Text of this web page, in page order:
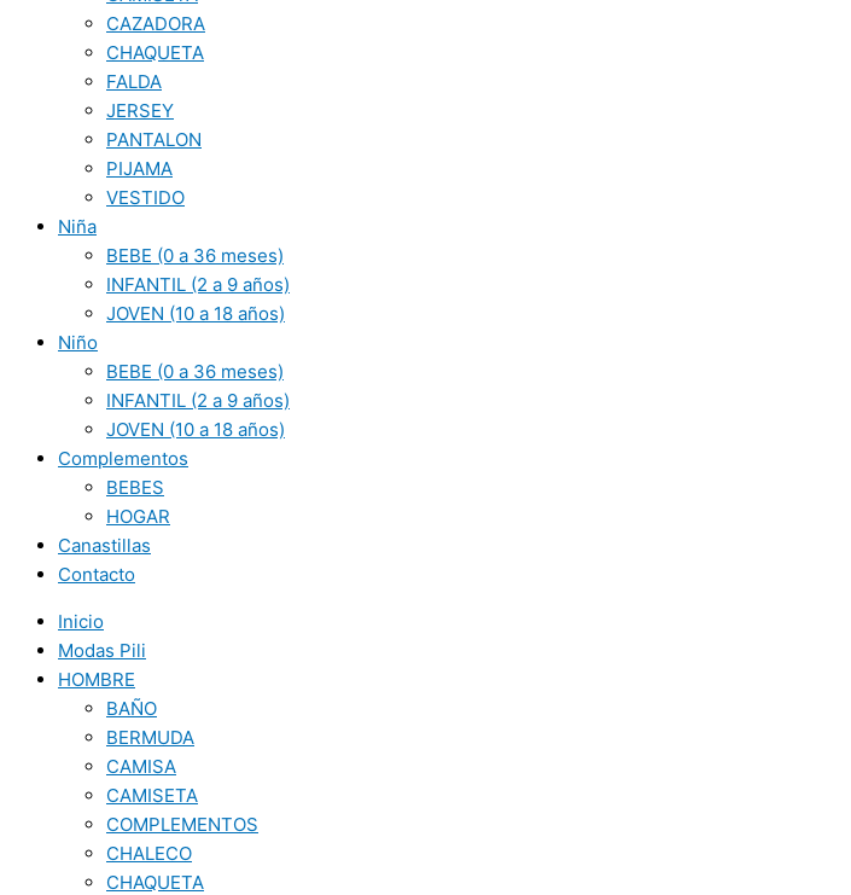
CAZADORA
CHAQUETA
FALDA
JERSEY
PANTALON
PIJAMA
VESTIDO
Niña
BEBE (0 a 36 meses)
INFANTIL (2 a 9 años)
JOVEN (10 a 18 años)
Niño
BEBE (0 a 36 meses)
INFANTIL (2 a 9 años)
JOVEN (10 a 18 años)
Complementos
BEBES
HOGAR
Canastillas
Contacto
Inicio
Modas Pili
HOMBRE
BAÑO
BERMUDA
CAMISA
CAMISETA
COMPLEMENTOS
CHALECO
CHAQUETA